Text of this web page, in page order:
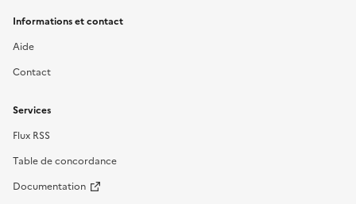
Informations et contact
Aide
Contact
Services
Flux RSS
Table de concordance
Documentation